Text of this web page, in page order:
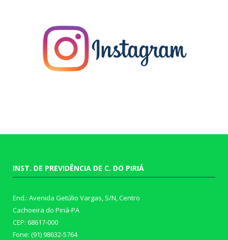
INST. DE PREVIDÊNCIA DE C. DO PIRIÁ
End.: Avenida Getúlio Vargas, S/N, Centro
Cachoeira do Piriá-PA
CEP: 68617-000
Fone: (91) 98632-5764